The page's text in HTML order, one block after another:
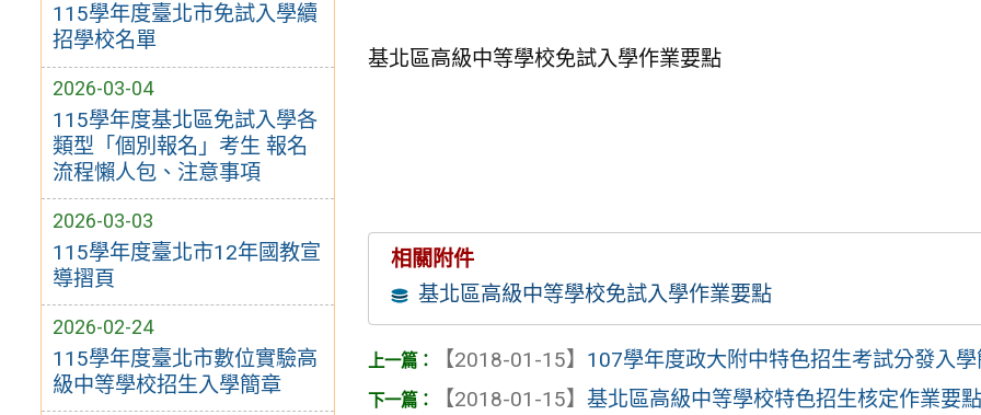
115學年度臺北市免試入學續
招學校名單
2026-03-04
115學年度基北區免試入學各
類型「個別報名」考生 報名
流程懶人包、注意事項
2026-03-03
115學年度臺北市12年國教宣
導摺頁
2026-02-24
115學年度臺北市數位實驗高
級中等學校招生入學簡章
基北區高級中等學校免試入學作業要點
相關附件
基北區高級中等學校免試入學作業要點
【2018-01-15】 107學年度政大附中特色招生考試分發入
【2018-01-15】基北區高級中等學校特色招生核定作業要